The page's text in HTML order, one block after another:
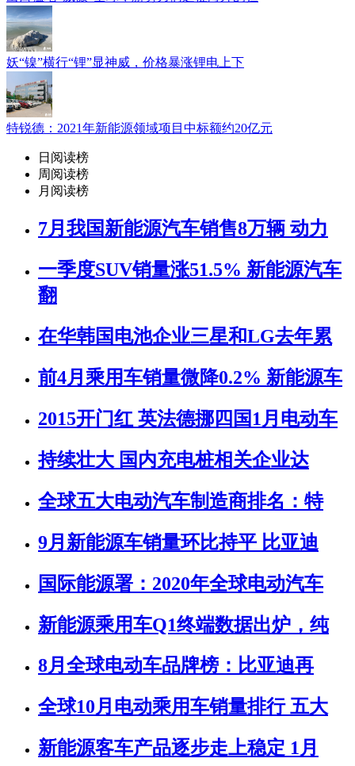
妖“镍”横行“锂”显神威，价格暴涨锂电上下
特锐德：2021年新能源领域项目中标额约20亿元
日阅读榜
周阅读榜
月阅读榜
7月我国新能源汽车销售8万辆 动力
一季度SUV销量涨51.5% 新能源汽车
翻
在华韩国电池企业三星和LG去年累
前4月乘用车销量微降0.2% 新能源车
2015开门红 英法德挪四国1月电动车
持续壮大 国内充电桩相关企业达
全球五大电动汽车制造商排名：特
9月新能源车销量环比持平 比亚迪
国际能源署：2020年全球电动汽车
新能源乘用车Q1终端数据出炉，纯
8月全球电动车品牌榜：比亚迪再
全球10月电动乘用车销量排行 五大
新能源客车产品逐步走上稳定 1月